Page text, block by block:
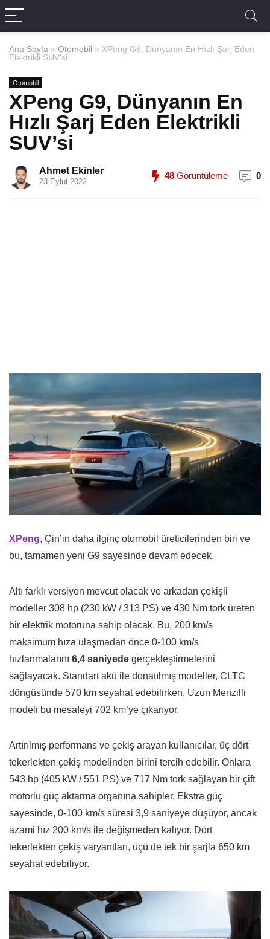
Ana Sayfa » Otomobil » XPeng G9, Dünyanın En Hızlı Şarj Eden
Elektrikli SUV’si
Otomobil
XPeng G9, Dünyanın En
Hızlı Şarj Eden Elektrikli
SUV’si
Ahmet Ekinler
23 Eylül 2022
48 Görüntüleme 0
XPeng, Çin’in daha ilginç otomobil üreticilerinden biri ve
bu, tamamen yeni G9 sayesinde devam edecek.
Altı farklı versiyon mevcut olacak ve arkadan çekişli
modeller 308 hp (230 kW / 313 PS) ve 430 Nm tork üreten
bir elektrik motoruna sahip olacak. Bu, 200 km/s
maksimum hıza ulaşmadan önce 0-100 km/s
hızlanmalarını 6,4 saniyede gerçekleştirmelerini
sağlayacak. Standart akü ile donatılmış modeller, CLTC
döngüsünde 570 km seyahat edebilirken, Uzun Menzilli
modeli bu mesafeyi 702 km’ye çıkarıyor.
Artırılmış performans ve çekiş arayan kullanıcılar, üç dört
tekerlekten çekiş modelinden birini tercih edebilir. Onlara
543 hp (405 kW / 551 PS) ve 717 Nm tork sağlayan bir çift
motorlu güç aktarma organına sahipler. Ekstra güç
sayesinde, 0-100 km/s süresi 3,9 saniyeye düşüyor, ancak
azami hız 200 km/s ile değişmeden kalıyor. Dört
tekerlekten çekiş varyantları, üçü de tek bir şarjla 650 km
seyahat edebiliyor.